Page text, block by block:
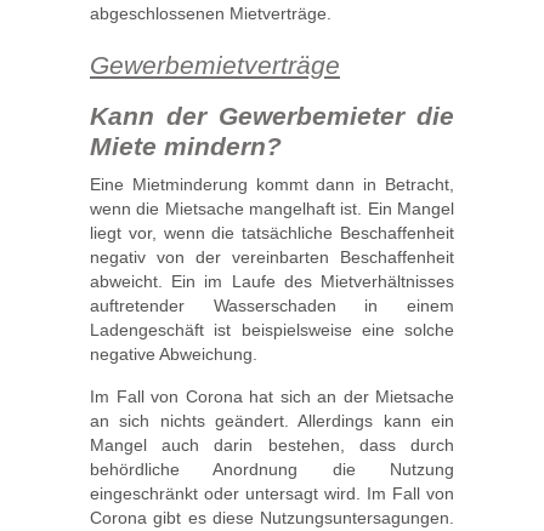
abgeschlossenen Mietverträge.
Gewerbemietverträge
Kann der Gewerbemieter die
Miete mindern?
Eine Mietminderung kommt dann in Betracht,
wenn die Mietsache mangelhaft ist. Ein Mangel
liegt vor, wenn die tatsächliche Beschaffenheit
negativ von der vereinbarten Beschaffenheit
abweicht. Ein im Laufe des Mietverhältnisses
auftretender Wasserschaden in einem
Ladengeschäft ist beispielsweise eine solche
negative Abweichung.
Im Fall von Corona hat sich an der Mietsache
an sich nichts geändert. Allerdings kann ein
Mangel auch darin bestehen, dass durch
behördliche Anordnung die Nutzung
eingeschränkt oder untersagt wird. Im Fall von
Corona gibt es diese Nutzungsuntersagungen.